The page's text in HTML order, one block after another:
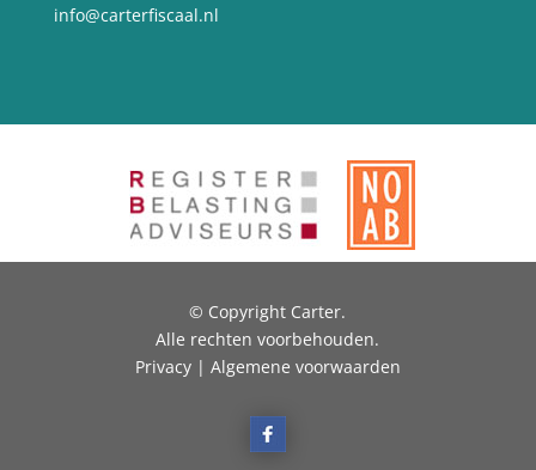
info@carterfiscaal.nl
© Copyright Carter.
Alle rechten voorbehouden.
Privacy | Algemene voorwaarden